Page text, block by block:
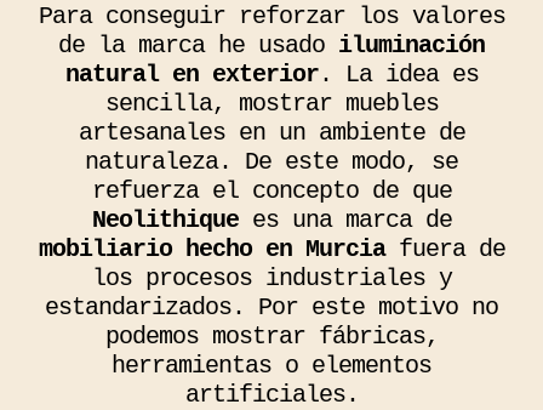
Para conseguir reforzar los valores
de la marca he usado iluminación
natural en exterior. La idea es
sencilla, mostrar muebles
artesanales en un ambiente de
naturaleza. De este modo, se
refuerza el concepto de que
Neolithiquees una marca de
mobiliario hecho en Murciafuera de
los procesos industriales y
estandarizados. Por este motivo no
podemos mostrar fábricas,
herramientas o elementos
artificiales.